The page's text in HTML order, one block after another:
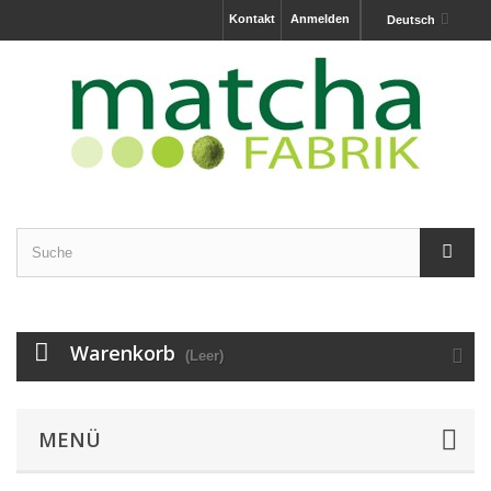
Deutsch
Anmelden
Kontakt
Warenkorb (Leer)
MENÜ